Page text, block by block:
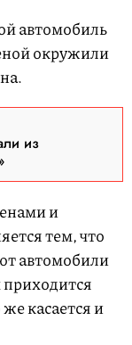
автомобиль
окружили
из
и
тем, что
автомобили
касается и